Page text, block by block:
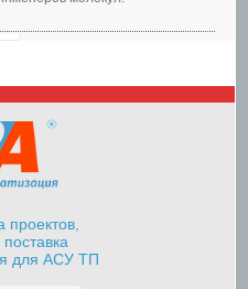
проектов,
для АСУ ТП